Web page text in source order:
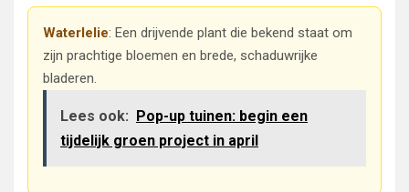
Waterlelie: Een drijvende plant die bekend staat om
zijn prachtige bloemen en brede, schaduwrijke
bladeren.
Lees ook: Pop-up tuinen: begin een
tijdelijk groen project in april